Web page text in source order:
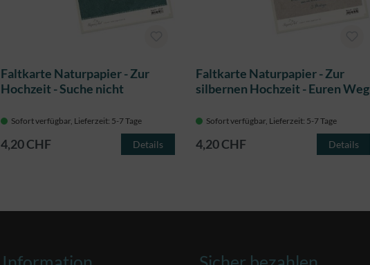
Faltkarte Naturpapier - Zur
Hochzeit - Suche nicht
Sofort verfügbar, Lieferzeit: 5-7 Tage
4,20 CHF Details
Faltkarte Naturpapier - Zur
silbernen Hochzeit - Euren Weg
Sofort verfügbar, Lieferzeit: 5-7 Tage
4,20 CHF Details